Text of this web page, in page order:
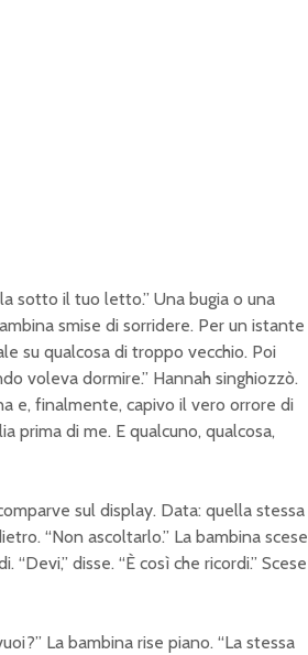
sotto il tuo letto.” Una bugia o una
smise di sorridere. Per un istante
su qualcosa di troppo vecchio. Poi
voleva dormire.” Hannah singhiozzò.
e, finalmente, capivo il vero orrore di
prima di me. E qualcuno, qualcosa,
sul display. Data: quella stessa
“Non ascoltarlo.” La bambina scese
disse. “È così che ricordi.” Scese
La bambina rise piano. “La stessa